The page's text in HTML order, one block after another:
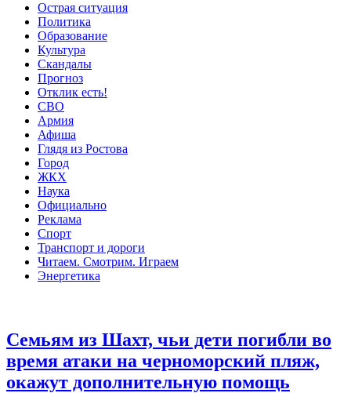
Острая ситуация
Политика
Образование
Культура
Скандалы
Прогноз
Отклик есть!
СВО
Армия
Афиша
Глядя из Ростова
Город
ЖКХ
Наука
Официально
Реклама
Спорт
Транспорт и дороги
Читаем. Смотрим. Играем
Энергетика
Семьям из Шахт, чьи дети погибли во
время атаки на черноморский пляж,
окажут дополнительную помощь